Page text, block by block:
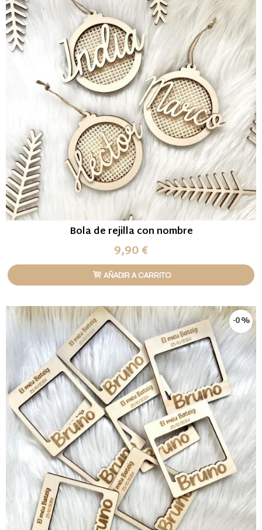
Bola de rejilla con nombre
9,90 €
AÑADIR A CARRITO
-0 %